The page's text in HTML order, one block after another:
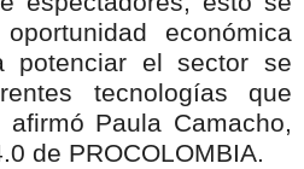
económica
potenciar el sector se
tecnologías que
afirmó Paula Camacho,
de PROCOLOMBIA.